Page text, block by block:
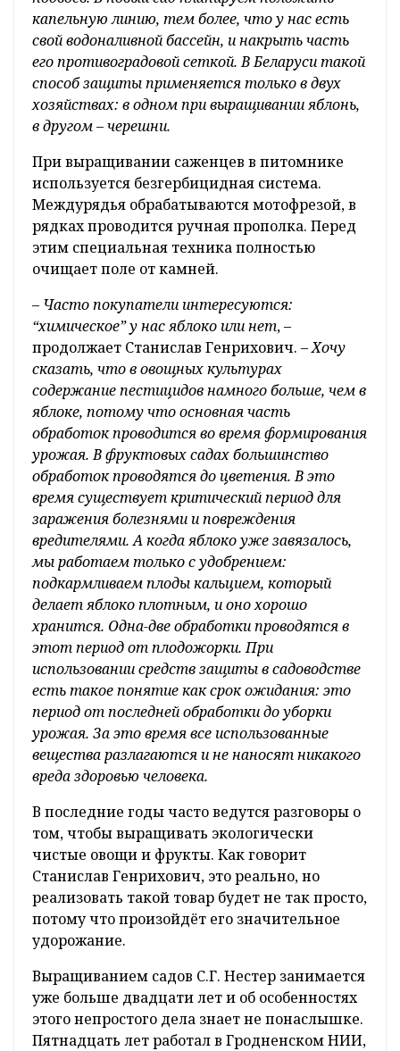
капельную линию, тем более, что у нас есть
свой водоналивной бассейн, и накрыть часть
его противоградовой сеткой. В Беларуси такой
способ защиты применяется только в двух
хозяйствах: в одном при выращивании яблонь,
в другом – черешни.
При выращивании саженцев в питомнике
используется безгербицидная система.
Междурядья обрабатываются мотофрезой, в
рядках проводится ручная прополка. Перед
этим специальная техника полностью
очищает поле от камней.
– Часто покупатели интересуются:
“химическое” у нас яблоко или нет, –
продолжает Станислав Генрихович. –Хочу
сказать, что в овощных культурах
содержание пестицидов намного больше, чем в
яблоке, потому что основная часть
обработок проводится во время формирования
урожая. В фруктовых садах большинство
обработок проводятся до цветения. В это
время существует критический период для
заражения болезнями и повреждения
вредителями. А когда яблоко уже завязалось,
мы работаем только с удобрением:
подкармливаем плоды кальцием, который
делает яблоко плотным, и оно хорошо
хранится. Одна-две обработки проводятся в
этот период от плодожорки. При
использовании средств защиты в садоводстве
есть такое понятие как срок ожидания: это
период от последней обработки до уборки
урожая. За это время все использованные
вещества разлагаются и не наносят никакого
вреда здоровью человека.
В последние годы часто ведутся разговоры о
том, чтобы выращивать экологически
чистые овощи и фрукты. Как говорит
Станислав Генрихович, это реально, но
реализовать такой товар будет не так просто,
потому что произойдёт его значительное
удорожание.
Выращиванием садов С.Г. Нестер занимается
уже больше двадцати лет и об особенностях
этого непростого дела знает не понаслышке.
Пятнадцать лет работал в Гродненском НИИ,